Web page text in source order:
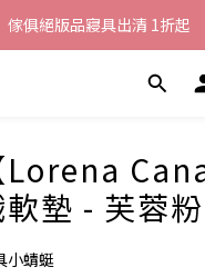
入LINE好友就送您200元折價卷
傢俱絕版品寢具出清 1折起
全館滿$8000現折$500
Lorena
墊 - 芙蓉粉
小蜻蜓